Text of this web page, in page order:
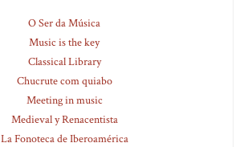
O Ser da Música
Music is the key
Classical Library
Chucrute com quiabo
Meeting in music
Medieval y Renacentista
La Fonoteca de Iberoamérica